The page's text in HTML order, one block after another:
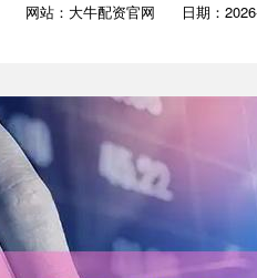
网站：大牛配资官网 日期：